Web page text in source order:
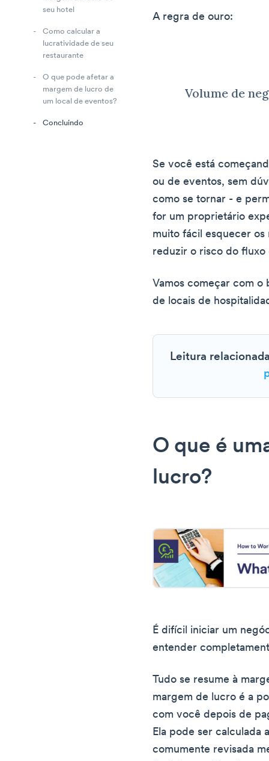
seu hotel
Como calcular a
lucratividade de seu
restaurante
O que pode afetar a
margem de lucro de
um local de eventos?
Concluindo
A regra de ouro:
Volume de
Se você está
ou de eventos, sem
como se tornar - e
for um proprietário
muito fácil esquecer
reduzir o risco do fluxo
Vamos começar com o
de locais de
Leitura
O que é
lucro?
É difícil iniciar um
entender
Tudo se resume à
margem de lucro é a
com você depois de
Ela pode ser calculada
comumente revisada